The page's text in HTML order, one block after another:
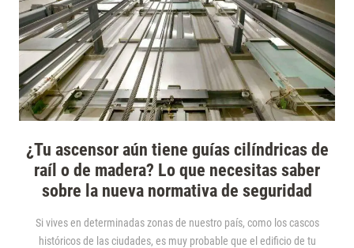
¿Tu ascensor aún tiene guías cilíndricas de
raíl o de madera? Lo que necesitas saber
sobre la nueva normativa de seguridad
Si vives en determinadas zonas de nuestro país, como los cascos
históricos de las ciudades, es muy probable que el edificio de tu